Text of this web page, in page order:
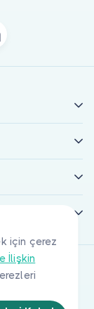
için çerez
İlişkin